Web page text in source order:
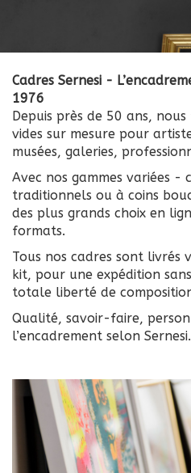
Cadres Sernesi -
1976
Depuis près de 50 ans,
vides sur mesure pour
musées, galeries,
Avec nos gammes variées -
traditionnels ou à coins
des plus grands choix en
formats.
Tous nos cadres sont livrés
kit, pour une expédition
totale liberté de
Qualité, savoir-faire,
l’encadrement selon Sernesi.